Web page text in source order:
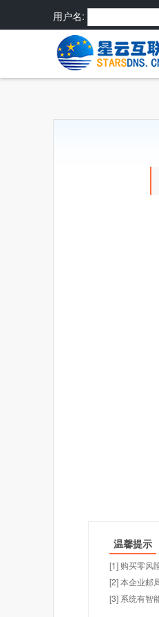
用户名:
密码? 快捷登录:
温馨提示
[1] 购买零风
[2] 本企业邮
[3] 系统有智